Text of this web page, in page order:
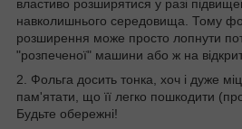
властиво розширятися у разі
навколишнього середовища. Тому
розширення може просто лопнути
"розпеченої" машини або ж на
2. Фольга досить тонка, хоч і дуже
пам'ятати, що її легко пошкодити
Будьте обережні!